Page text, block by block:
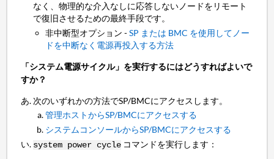
なく、物理的な介入なしに応答しないノードをリモート
で復旧させるための最終手段です。
非中断型オプション -SP または BMC を使用してノー
ドを中断なく電源再投入する方法
「システム電源サイクル」を実行するにはどうすればよいで
すか？
次のいずれかの方法でSP/BMCにアクセスします。
管理ホストからSP/BMCにアクセスする
システムコンソールからSP/BMCにアクセスする
system power cycle コマンドを実行します：